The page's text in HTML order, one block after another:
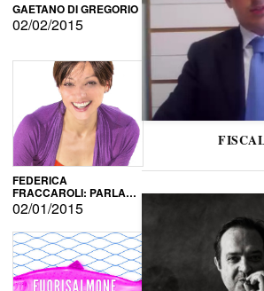
GAETANO DI GREGORIO
02/02/2015
FEDERICA
FRACCAROLI: PARLARE
LINGUE DIVERSE
02/01/2015